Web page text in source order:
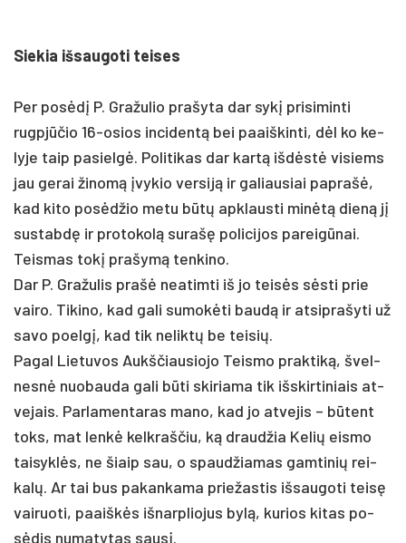
Sie­kia iš­sau­go­ti tei­ses
Per po­sėdį P. Gra­žu­lio pra­šy­ta dar sykį pri­si­min­ti
rugpjū­čio 16-osios in­ci­dentą bei paaiš­kin­ti, dėl ko ke­
ly­je taip pa­sielgė. Po­li­ti­kas dar kartą išdėstė vi­siems
jau ge­rai ži­nomą įvy­kio ver­siją ir ga­liau­siai pa­prašė,
kad ki­to po­sėdžio me­tu būtų ap­klaus­ti minėtą dieną jį
su­stabdę ir pro­to­kolą su­rašę po­li­ci­jos pa­reigū­nai.
Teis­mas tokį pra­šymą ten­ki­no.
Dar P. Gra­žu­lis pra­šė nea­tim­ti iš jo teisės sėsti prie
vai­ro. Ti­ki­no, kad ga­li su­mokė­ti baudą ir at­si­pra­šy­ti už
sa­vo poelgį, kad tik ne­liktų be tei­sių.
Pa­gal Lie­tu­vos Aukš­čiau­sio­jo Teis­mo pra­ktiką, švel­
nesnė nuo­bau­da ga­li būti ski­ria­ma tik išs­kir­ti­niais at­
ve­jais. Par­la­men­ta­ras ma­no, kad jo at­ve­jis – būtent
toks, mat lenkė kelk­raš­čiu, ką draud­žia Ke­lių eis­mo
tai­syklės, ne šiaip sau, o spaud­žia­mas gam­ti­nių rei­
kalų. Ar tai bus pa­kan­ka­ma prie­žas­tis iš­sau­go­ti teisę
vai­ruo­ti, paaiškės iš­narp­lio­jus bylą, ku­rios ki­tas po­
sėdis nu­ma­ty­tas sausį.